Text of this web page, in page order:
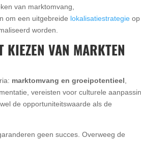
van marktomvang,
om een uitgebreide lokalisatiestrategie
worden.
KIEZEN VAN MARKTEN
marktomvang en groeipotentieel
vereisten voor culturele
de opportuniteitswaarde als de
geen succes. Overweeg de